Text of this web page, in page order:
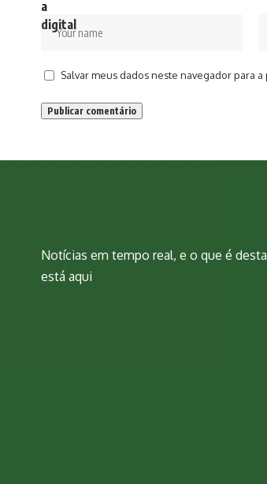
Salvar meus dados neste navegador para
Notícias em tempo real, e o que é
está aqui